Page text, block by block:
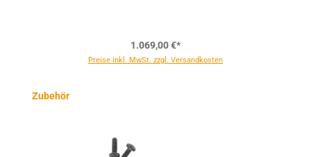
1.069,00 €*
Preise inkl. MwSt. zzgl. Versandkosten
Produktgalerie überspringen
Zubehör